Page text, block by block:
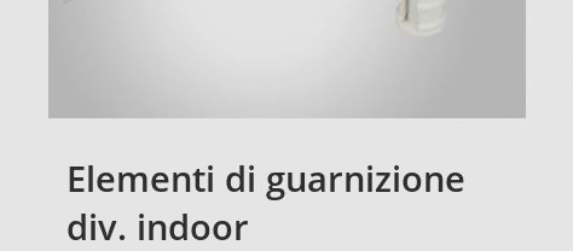
Elementi di guarnizione
div. indoor